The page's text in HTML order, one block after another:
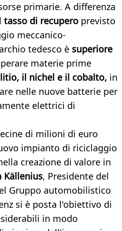
primarie. A differenza
tasso di recupero previsto
meccanico-
tedesco è superiore
materie prime
litio, il nichel e il cobalto, in
nelle nuove batterie per
elettrici di
di milioni di euro
impianto di riciclaggio
creazione di valore in
Källenius, Presidente del
Gruppo automobilistico
si è posta l'obiettivo di
in modo